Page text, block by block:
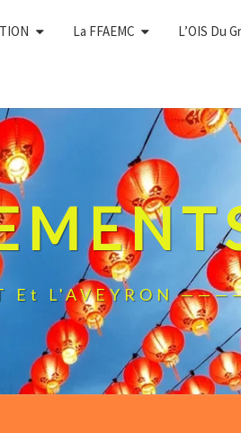
La FFAEMC L’OIS Du
L'AVEYRON